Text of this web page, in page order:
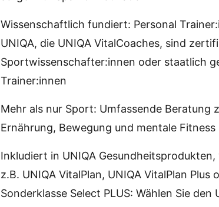
Wissenschaftlich fundiert: Personal
UNIQA, die UNIQA VitalCoaches, sind
Sportwissenschafter:innen oder staatlich
Trainer:innen
Mehr als nur Sport: Umfassende Beratung
Ernährung, Bewegung und mentale Fitness
Inkludiert in UNIQA Gesundheitsprodukten,
z.B. UNIQA VitalPlan, UNIQA VitalPlan Plus
Sonderklasse Select PLUS: Wählen Sie den